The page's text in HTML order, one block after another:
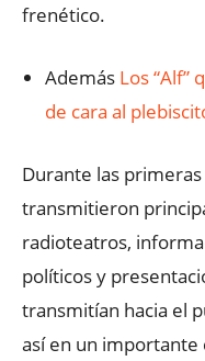
frenético.
Además Los “Alf”
de cara al
Durante las primeras
transmitieron
radioteatros,
políticos y
transmitían hacia el
así en un importante